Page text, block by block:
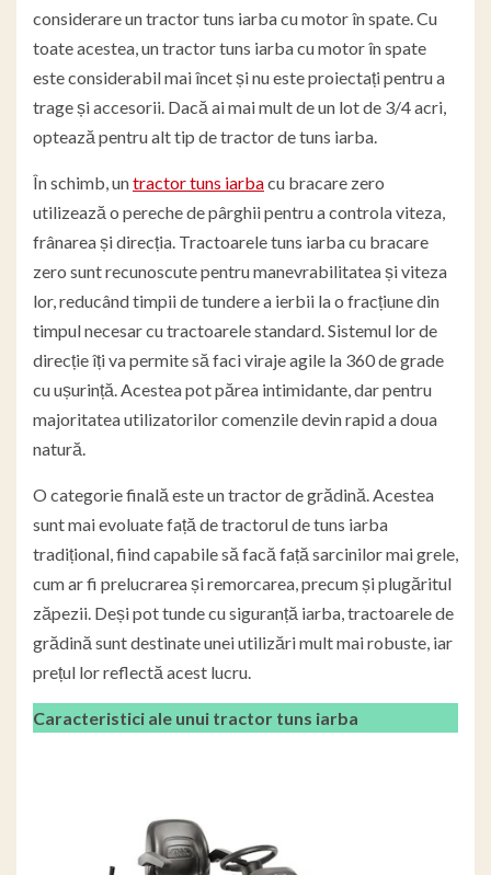
considerare un tractor tuns iarba cu motor în spate. Cu
toate acestea, un tractor tuns iarba cu motor în spate
este considerabil mai încet și nu este proiectați pentru a
trage și accesorii. Dacă ai mai mult de un lot de 3/4 acri,
optează pentru alt tip de tractor de tuns iarba.
În schimb, untractor tuns iarbacu bracare zero
utilizează o pereche de pârghii pentru a controla viteza,
frânarea și direcția. Tractoarele tuns iarba cu bracare
zero sunt recunoscute pentru manevrabilitatea și viteza
lor, reducând timpii de tundere a ierbii la o fracțiune din
timpul necesar cu tractoarele standard. Sistemul lor de
direcție îți va permite să faci viraje agile la 360 de grade
cu ușurință. Acestea pot părea intimidante, dar pentru
majoritatea utilizatorilor comenzile devin rapid a doua
natură.
O categorie finală este un tractor de grădină. Acestea
sunt mai evoluate față de tractorul de tuns iarba
tradițional, fiind capabile să facă față sarcinilor mai grele,
cum ar fi prelucrarea și remorcarea, precum și plugăritul
zăpezii. Deși pot tunde cu siguranță iarba, tractoarele de
grădină sunt destinate unei utilizări mult mai robuste, iar
prețul lor reflectă acest lucru.
Caracteristici ale unui tractor tuns iarba